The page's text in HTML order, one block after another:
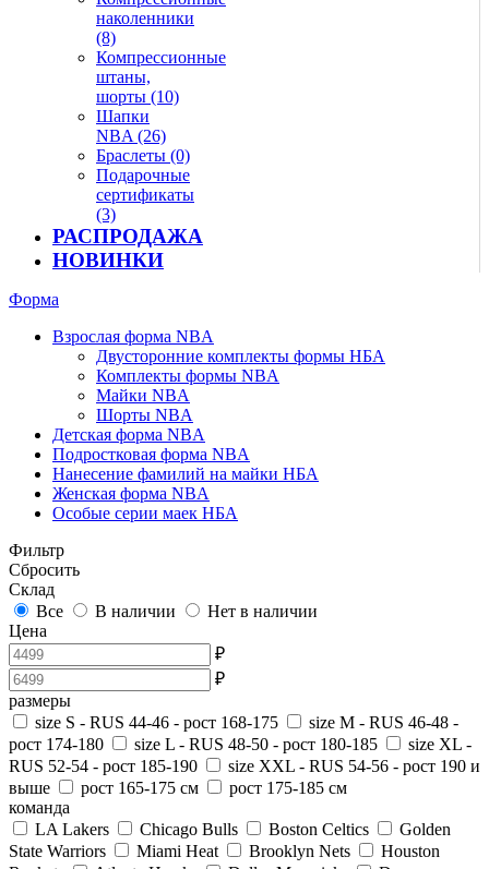
наколенники
(8)
Компрессионные
штаны,
шорты (10)
Шапки
NBA (26)
Браслеты (0)
Подарочные
сертификаты
(3)
РАСПРОДАЖА
НОВИНКИ
Форма
Взрослая форма NBA
Двусторонние комплекты формы НБА
Комплекты формы NBA
Майки NBA
Шорты NBA
Детская форма NBA
Подростковая форма NBA
Нанесение фамилий на майки НБА
Женская форма NBA
Особые серии маек НБА
Фильтр
Сбросить
Склад
Все
В наличии
Нет в наличии
Цена
₽
₽
размеры
size S - RUS 44-46 - рост 168-175
size M - RUS 46-48 -
рост 174-180
size L - RUS 48-50 - рост 180-185
size XL -
RUS 52-54 - рост 185-190
size XXL - RUS 54-56 - рост 190 и
выше
рост 165-175 см
рост 175-185 см
команда
LA Lakers
Chicago Bulls Boston Celtics
Golden
State Warriors
Miami Heat Brooklyn Nets
Houston